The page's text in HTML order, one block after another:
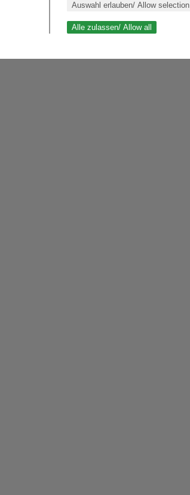
Auswahl erlauben/ Allow selection
Alle zulassen/ Allow all